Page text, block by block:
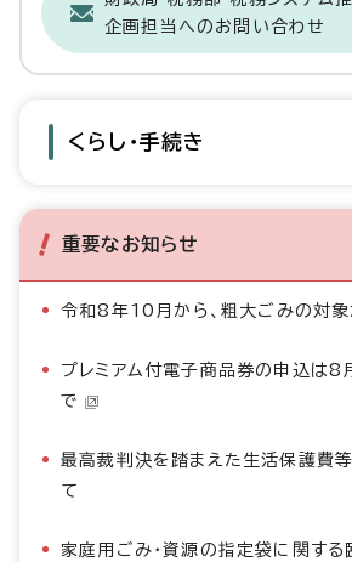
企画担当へのお問い合わせ
くらし・手続き
重要なお知らせ
令和8年10月から、粗大ごみの対象
プレミアム付電子商品券の申込は8
で
最高裁判決を踏まえた生活保護費
て
家庭用ごみ・資源の指定袋に関す